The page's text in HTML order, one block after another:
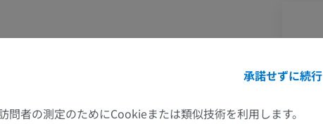
イラストレーション承諾せずに続行
者の測定のためにCookieまたは類似技術を利用します。